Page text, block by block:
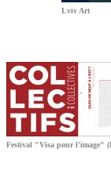
Lviv Art
Festival "Visa pour l'image"